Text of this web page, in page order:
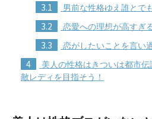
3.1 男前な性格ゆえ誰とで
3.2 恋愛への理想が高すぎ
3.3 恋がしたいことを言い
4
美人の性格はきついは都市
敵レディを目指そう！